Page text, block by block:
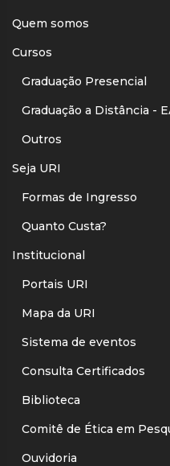
Quem somos
Cursos
Graduação Presencial
Graduação a Distância -
Outros
Seja URI
Formas de Ingresso
Quanto Custa?
Institucional
Portais URI
Mapa da URI
Sistema de eventos
Consulta Certificados
Biblioteca
Comitê de Ética em
Ouvidoria